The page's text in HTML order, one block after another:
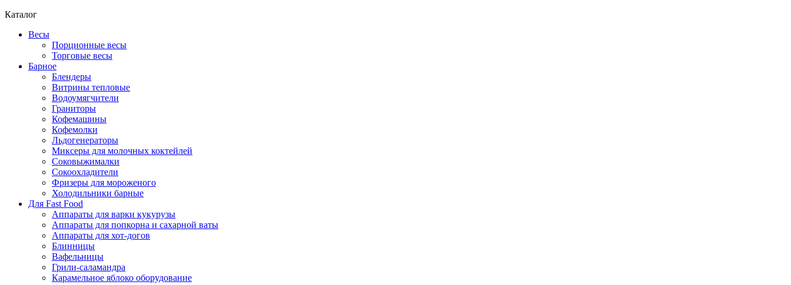
Каталог
Весы
Порционные весы
Торговые весы
Барное
Блендеры
Витрины тепловые
Водоумягчители
Граниторы
Кофемашины
Кофемолки
Льдогенераторы
Миксеры для молочных коктейлей
Соковыжималки
Сокоохладители
Фризеры для мороженого
Холодильники барные
Для Fast Food
Аппараты для варки кукурузы
Аппараты для попкорна и сахарной ваты
Аппараты для хот-догов
Блинницы
Вафельницы
Грили-саламандра
Карамельное яблоко оборудование